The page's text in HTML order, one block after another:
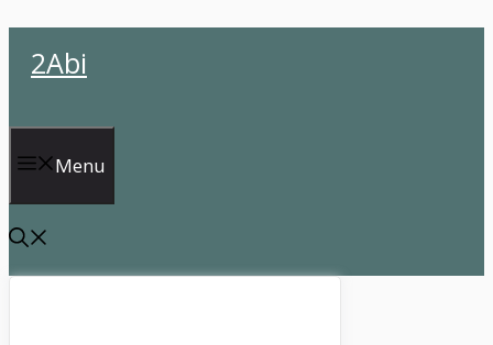
atla2Abi
Menu